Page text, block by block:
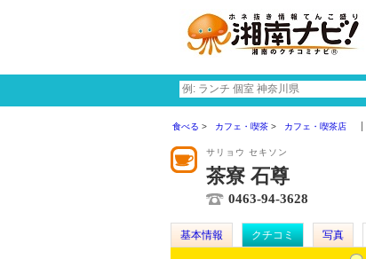
食べる カフェ・喫茶 カフェ・喫茶店
サリョウ セキソン
茶寮 石尊
0463-94-3628
基本情報 クチコミ 写真